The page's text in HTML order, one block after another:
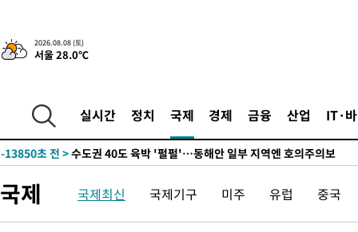
2026.08.08 (토)
서울 28.0℃
실시간 정치 국제 경제 금융 산업 IT·
42.08%·宋 10.17%
-21089초 전 >이강인 "아틀레티코 이적 기뻐…등번호 7번 의미보단 팀 위해
것"
-21024초 전 >[속보]與 당대표 경선, 제주·인천 권리당원 투표 김민석 승리
-14068초 전 >
[속보]이강인 "감독님이 원하는 마음 느꼈고, 많은 트로피 원해
틀레티코 이적"
-13850초 전 >
-12819초 전 >온열질환 사망자 3명 늘어…누적 환자 3000명 돌파
-2871초 전 >
백운산서 80년근 천종산삼 9뿌리 발견…감정가 1.3억원
-581초 전 >선재도서 해루질 나섰다 실종 60대, 닷새 만에 숨진 채 발견
국제 국제최신 국제기구 미주 유럽 중국